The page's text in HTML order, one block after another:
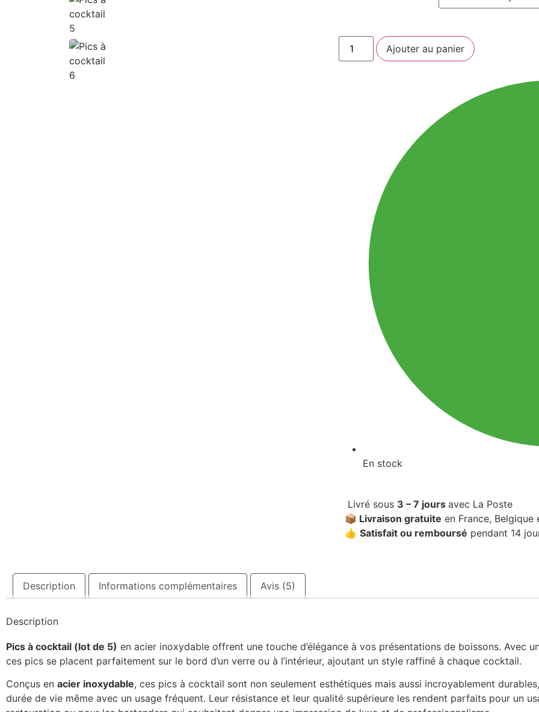
Ajouter au panier
En stock
Livré sous 3 – 7 jours avec La Poste
📦 Livraison gratuite en France, Belgique
👍 Satisfait ou remboursé pendant 14
Description Informations complémentaires Avis (5)
Description
Pics à cocktail (lot de 5) en acier inoxydable offrent une touche d’élégance à vos présentations de boissons. Avec
ces pics se placent parfaitement sur le bord d’un verre ou à l’intérieur, ajoutant un style raffiné à chaque cocktail.
Conçus en acier inoxydable, ces pics à cocktail sont non seulement esthétiques mais aussi incroyablement
durée de vie même avec un usage fréquent. Leur résistance et leur qualité supérieure les rendent parfaits pour un